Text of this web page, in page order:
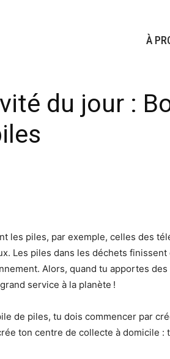
À
du jour :
les piles, par exemple, celles des
Les piles dans les déchets
Alors, quand tu apportes
service à la planète !
de piles, tu dois commencer par
ton centre de collecte à domicile :